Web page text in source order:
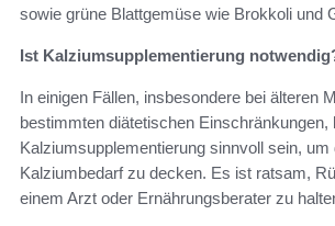
sowie grüne Blattgemüse wie Brokkoli und
Ist Kalziumsupplementierung
In einigen Fällen, insbesondere bei älteren
bestimmten diätetischen Einschränkungen,
Kalziumsupplementierung sinnvoll sein, um
Kalziumbedarf zu decken. Es ist ratsam,
einem Arzt oder Ernährungsberater zu